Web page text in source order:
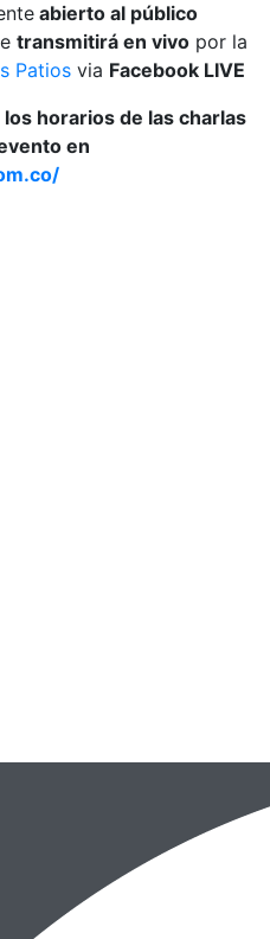
abierto al público
transmitirá en vivo por la
Patios via Facebook LIVE
horarios de las charlas
en